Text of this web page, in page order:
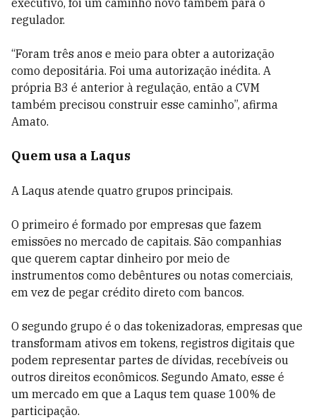
executivo, foi um caminho novo também para o
regulador.
“Foram três anos e meio para obter a autorização
como depositária. Foi uma autorização inédita. A
própria B3 é anterior à regulação, então a CVM
também precisou construir esse caminho”, afirma
Amato.
Quem usa a Laqus
A Laqus atende quatro grupos principais.
O primeiro é formado por empresas que fazem
emissões no mercado de capitais. São companhias
que querem captar dinheiro por meio de
instrumentos como debêntures ou notas comerciais,
em vez de pegar crédito direto com bancos.
O segundo grupo é o das tokenizadoras, empresas que
transformam ativos em tokens, registros digitais que
podem representar partes de dívidas, recebíveis ou
outros direitos econômicos. Segundo Amato, esse é
um mercado em que a Laqus tem quase 100% de
participação.